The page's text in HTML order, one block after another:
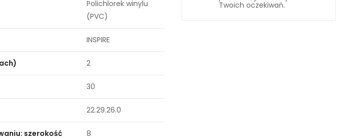
Twoich oczekiwań.
Polichlorek winylu
(PVC)
INSPIRE
2
30
22.29.26.0
szerokość
8